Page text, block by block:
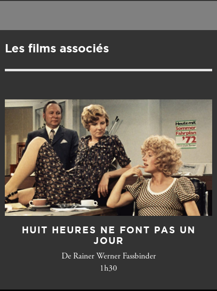
Les films associés
HUIT HEURES NE FONT PAS UN
JOUR
De Rainer Werner Fassbinder
1h30